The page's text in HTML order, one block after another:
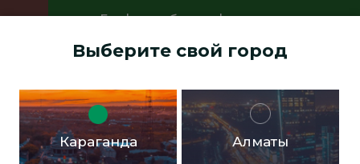
График работы офисов:
13:00 до 14:00 Суббота, воскресенье -
Доставка бесплатная в черте города от 10.000тг!
Выберите свой город
Караганда Алматы